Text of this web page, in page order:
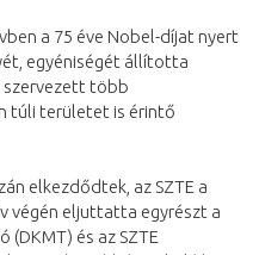
a 75 éve Nobel-díjat nyert
egyéniségét állította
szervezett több
túli területet is érintő
elkezdődtek, az SZTE a
végén eljuttatta egyrészt a
(DKMT) és az SZTE